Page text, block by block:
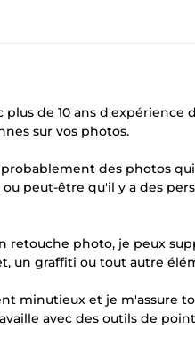
de 10 ans d'expérience
sur vos photos.
des photos
peut-être qu'il y a des
retouche photo, je peux
un graffiti ou tout autre
minutieux et je m'assure
avec des outils de